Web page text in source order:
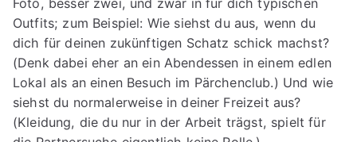
Foto, besser zwei, und zwar in für dich typischen
Outfits; zum Beispiel: Wie siehst du aus, wenn du
dich für deinen zukünftigen Schatz schick machst?
(Denk dabei eher an ein Abendessen in einem edlen
Lokal als an einen Besuch im Pärchenclub.) Und wie
siehst du normalerweise in deiner Freizeit aus?
(Kleidung, die du nur in der Arbeit trägst, spielt für